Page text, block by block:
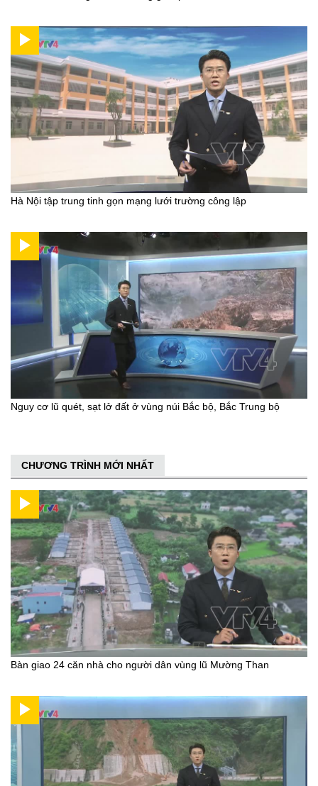
Hà Nội tập trung tinh gọn mạng lưới trường công lập
Nguy cơ lũ quét, sạt lở đất ở vùng núi Bắc bộ, Bắc Trung bộ
CHƯƠNG TRÌNH MỚI NHẤT
Bàn giao 24 căn nhà cho người dân vùng lũ Mường Than